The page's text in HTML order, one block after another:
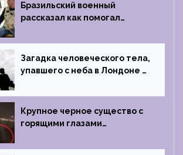
Бразильский военный
рассказал как помогал
1996 году
Загадка человеческого тела,
упавшего с неба в Лондоне в
Крупное черное существо с
горящими глазами